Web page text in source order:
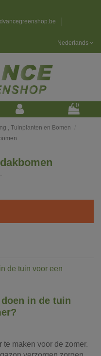
Nederlands
0
, Tuinplanten en Bomen
in de tuin
te maken voor de zomer.